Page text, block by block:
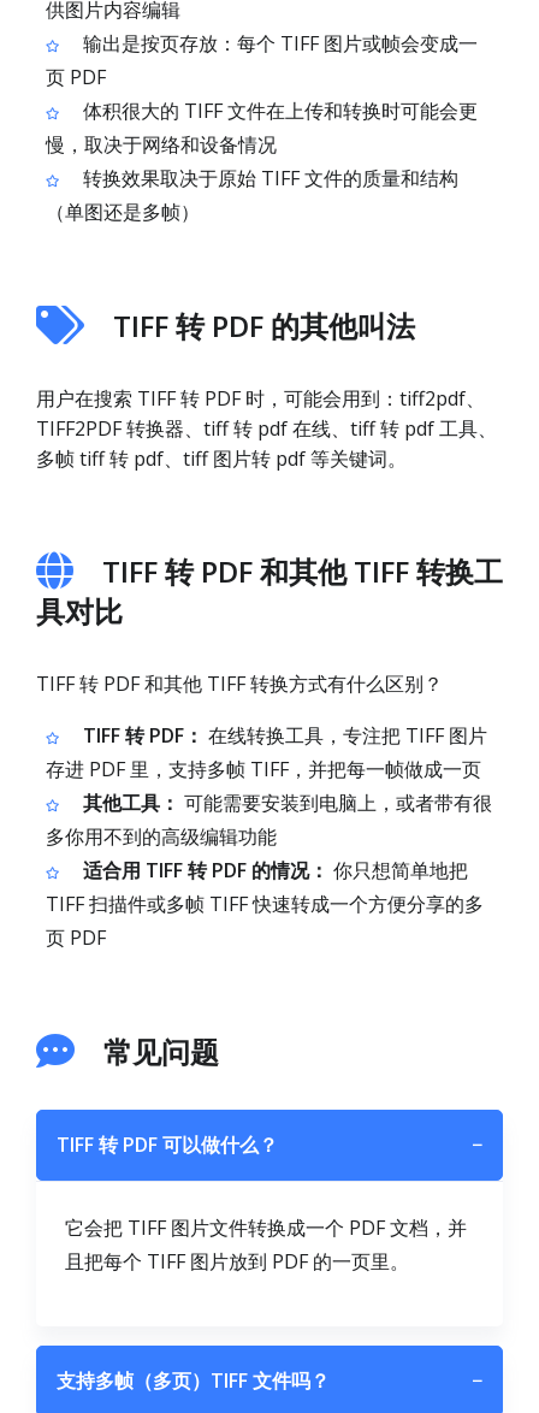
供图片内容编辑
输出是按页存放：每个 TIFF 图片或帧会变成一
页 PDF
体积很大的 TIFF 文件在上传和转换时可能会更
慢，取决于网络和设备情况
转换效果取决于原始 TIFF 文件的质量和结构
（单图还是多帧）
TIFF 转 PDF 的其他叫法
用户在搜索 TIFF 转 PDF 时，可能会用到：tiff2pdf、
TIFF2PDF 转换器、tiff 转 pdf 在线、tiff 转 pdf 工具、
多帧 tiff 转 pdf、tiff 图片转 pdf 等关键词。
TIFF 转 PDF 和其他 TIFF 转换工
具对比
TIFF 转 PDF 和其他 TIFF 转换方式有什么区别？
TIFF 转 PDF： 在线转换工具，专注把 TIFF 图片
存进 PDF 里，支持多帧 TIFF，并把每一帧做成一页
其他工具： 可能需要安装到电脑上，或者带有很
多你用不到的高级编辑功能
适合用 TIFF 转 PDF 的情况： 你只想简单地把
TIFF 扫描件或多帧 TIFF 快速转成一个方便分享的多
页 PDF
常见问题
TIFF 转 PDF 可以做什么？ −
它会把 TIFF 图片文件转换成一个 PDF 文档，并
且把每个 TIFF 图片放到 PDF 的一页里。
支持多帧（多页）TIFF 文件吗？ −